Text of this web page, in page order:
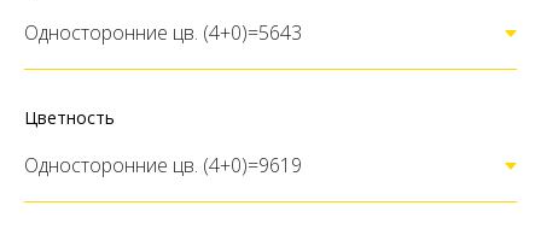
Цветность